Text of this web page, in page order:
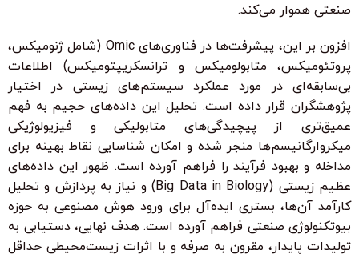
صنعتی هموار می‌کند.
افزون بر این، پیشرفت‌ها در فناوری‌های Omic (شامل ژنومیکس،
پروتئومیکس، متابولومیکس و ترانسکریپتومیکس) اطلاعات
بی‌سابقه‌ای در مورد عملکرد سیستم‌های زیستی در اختیار
پژوهشگران قرار داده است. تحلیل این داده‌های حجیم به فهم
عمیق‌تری از پیچیدگی‌های متابولیکی و فیزیولوژیکی
میکروارگانیسم‌ها منجر شده و امکان شناسایی نقاط بهینه برای
مداخله و بهبود فرآیند را فراهم آورده است. ظهور این داده‌های
عظیم زیستی (Big Data in Biology) و نیاز به پردازش و تحلیل
کارآمد آن‌ها، بستری ایده‌آل برای ورود هوش مصنوعی به حوزه
بیوتکنولوژی صنعتی فراهم آورده است. هدف نهایی، دستیابی به
تولیدات پایدار، مقرون به صرفه و با اثرات زیست‌محیطی حداقل